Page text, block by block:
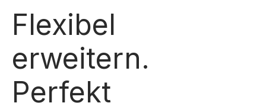
Flexibel
erweitern.
Perfekt